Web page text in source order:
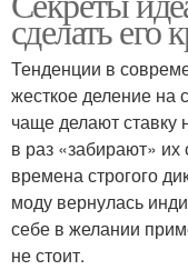
сделать
Тенденции в
жесткое деление на
чаще делают ставку
в раз «забирают»
времена строгого
моду вернулась
себе в желании
не стоит.